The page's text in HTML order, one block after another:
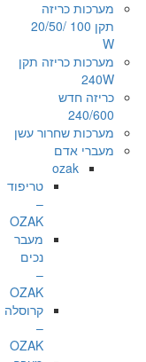
מערכות כריזה
תקן 100 /20/50
W
מערכות כריזה תקן
240W
כריזה חדש
240/600
מערכות שחרור עשן
מעברי אדם
ozak
טריפוד
–
OZAK
מעבר
נכים
–
OZAK
קרוסלה
–
OZAK